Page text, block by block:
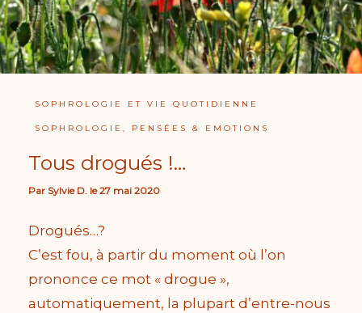
SOPHROLOGIE ET VIE QUOTIDIENNE
SOPHROLOGIE, PENSÉES & EMOTIONS
Tous drogués !…
Par Sylvie D. le27 mai 2020
Drogués…?
C’est fou, à partir du moment où l’on
prononce ce mot « drogue »,
automatiquement, la plupart d’entre-nous